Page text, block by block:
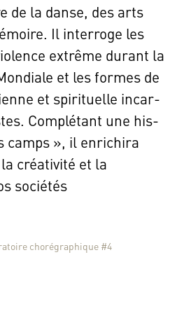
de la danse, des arts
Il inter­roge les
extrême durant la
et les formes de
et spi­ri­tuelle incar­
Com­plé­tant une his­
camps », il enrichira
créativité et la
sociétés
chorégraphique #4